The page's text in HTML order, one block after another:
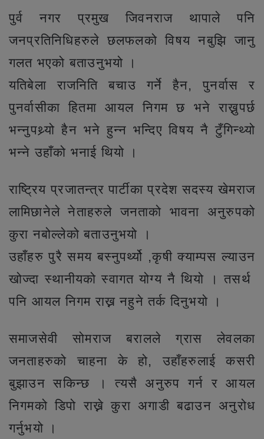
पुर्व नगर प्रमुख जिवनराज थापाले पनि
जनप्रतिनिधिहरुले छलफलको विषय नबुझि जानु
गलत भएको बताउनुभयो ।
यतिबेला राजनिति बचाउ गर्ने हैन, पुनर्वास र
पुनर्वासीका हितमा आयल निगम छ भने राख्नुपर्छ
भन्नुपथ्र्यो हैन भने हुन्न भन्दिए विषय नै टुँगिन्थ्यो
भन्ने उहाँको भनाई थियो ।
राष्ट्रिय प्रजातन्त्र पार्टीका प्रदेश सदस्य खेमराज
लामिछानेले नेताहरुले जनताको भावना अनुरुपको
कुरा नबोल्लेको बताउनुभयो ।
उहाँहरु पुरै समय बस्नुपर्थ्यो ,कृषी क्याम्पस ल्याउन
खोज्दा स्थानीयको स्वागत योग्य नै थियो । तसर्थ
पनि आयल निगम राख्न नहुने तर्क दिनुभयो ।
समाजसेवी सोमराज बरालले ग्रास लेवलका
जनताहरुको चाहना के हो, उहाँहरुलाई कसरी
बुझाउन सकिन्छ । त्यसै अनुरुप गर्न र आयल
निगमको डिपो राख्ने कुरा अगाडी बढाउन अनुरोध
गर्नुभयो ।